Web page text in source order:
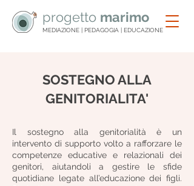
progetto marimo
MEDIAZIONE | PEDAGOGIA | EDUCAZIONE
SOSTEGNO ALLA
GENITORIALITA'
Il sostegno alla genitorialità è un
intervento di supporto volto a rafforzare le
competenze educative e relazionali dei
genitori, aiutandoli a gestire le sfide
quotidiane legate all’educazione dei figli.